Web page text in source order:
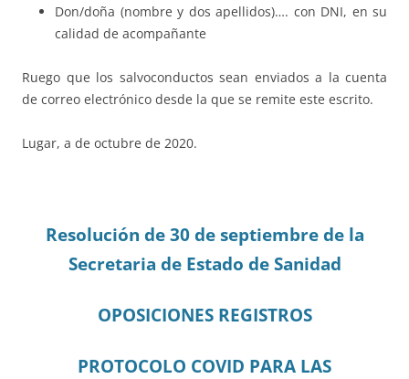
Don/doña (nombre y dos apellidos)…. con DNI, en su
calidad de acompañante
Ruego que los salvoconductos sean enviados a la cuenta
de correo electrónico desde la que se remite este escrito.
Lugar, a de octubre de 2020.
Resolución de 30 de septiembre de la
Secretaria de Estado de Sanidad
OPOSICIONES REGISTROS
PROTOCOLO COVID PARA LAS